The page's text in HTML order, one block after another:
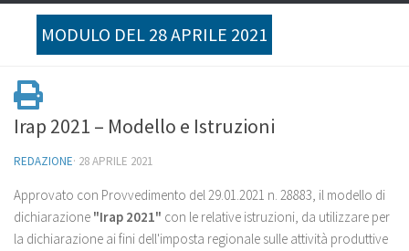
MODULO DEL 28 APRILE 2021
Irap 2021 – Modello e Istruzioni
REDAZIONE· 28 APRILE 2021
Approvato con Provvedimento del 29.01.2021 n. 28883, il modello di
dichiarazione "Irap 2021" con le relative istruzioni, da utilizzare per
la dichiarazione ai fini dell'imposta regionale sulle attività produttive